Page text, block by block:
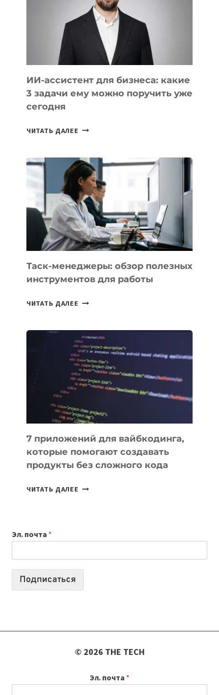
МЕСТО
НА
МЕЖДУНАРОДНОЙ
ОЛИМПИАДЕ
ИИ
ИИ-ассистент для бизнеса: какие
3 задачи ему можно поручить уже
сегодня
ЧИТАТЬ ДАЛЕЕ ИИ-
БИЗНЕСА:
КАКИЕ
3
ЗАДАЧИ
ЕМУ
МОЖНО
ПОРУЧИТЬ
УЖЕ
СЕГОДНЯ
Таск-менеджеры: обзор полезных
инструментов для работы
ЧИТАТЬ ДАЛЕЕ ТАСК-
ПОЛЕЗНЫХ
ИНСТРУМЕНТОВ
ДЛЯ
РАБОТЫ
7 приложений для вайбкодинга,
которые помогают создавать
продукты без сложного кода
ЧИТАТЬ ДАЛЕЕ
СОЗДАВАТЬ
ПРОДУКТЫ
Эл. почта *
Подписаться
© 2026 THE TECH
Эл. почта *